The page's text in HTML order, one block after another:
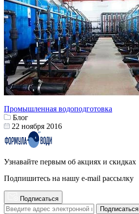
Промышленная водоподготовка
Блог
22 ноября 2016
Узнавайте первым об акциях и скидках
Подпишитесь на нашу e-mail рассылку
Подписаться
Подписаться